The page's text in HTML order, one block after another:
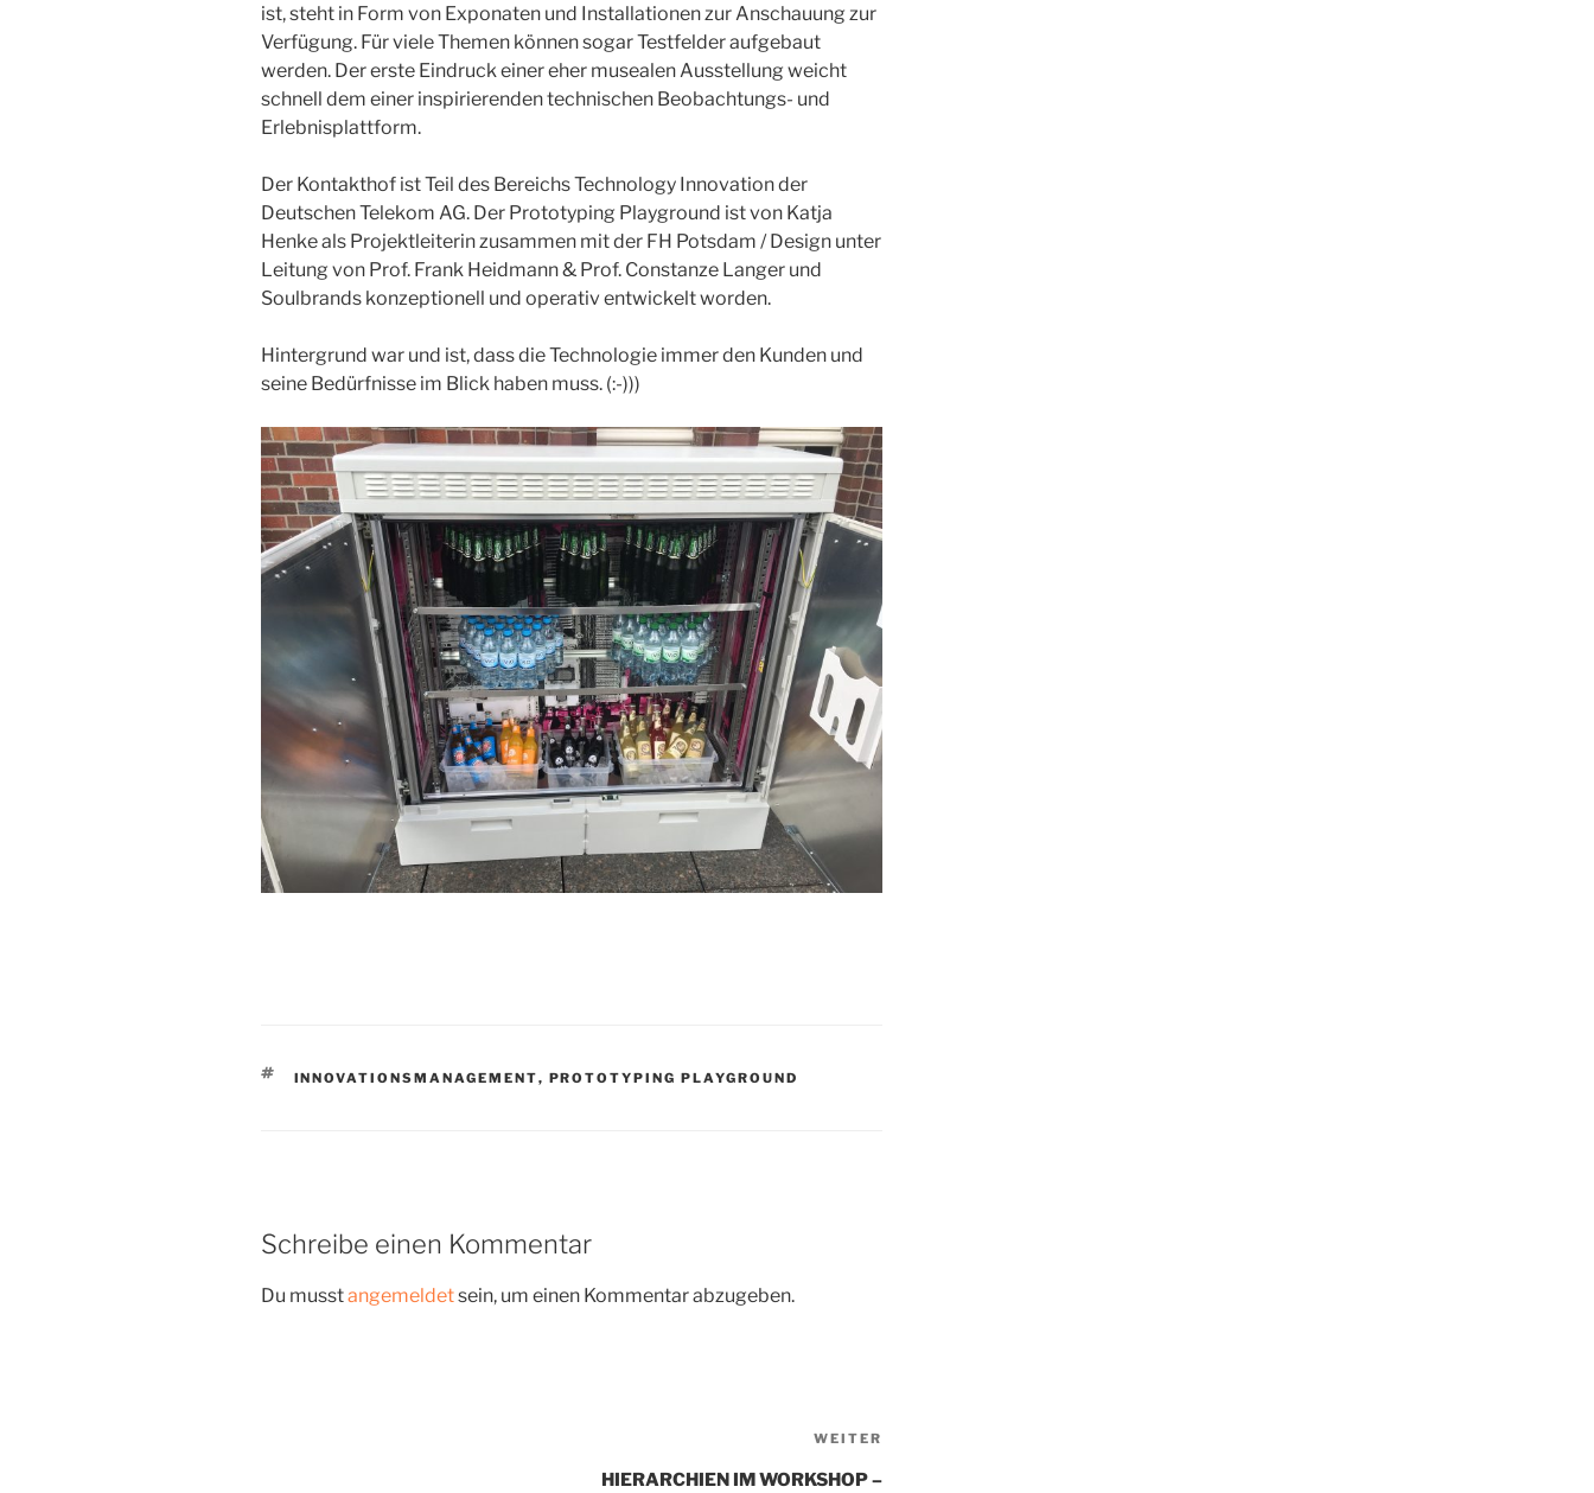
ist, steht in Form von Exponaten und Installationen zur Anschauung zur
Verfügung. Für viele Themen können sogar Testfelder aufgebaut
werden. Der erste Eindruck einer eher musealen Ausstellung weicht
schnell dem einer inspirierenden technischen Beobachtungs- und
Erlebnisplattform.
Der Kontakthof ist Teil des Bereichs Technology Innovation der
Deutschen Telekom AG. Der Prototyping Playground ist von Katja
Henke als Projektleiterin zusammen mit der FH Potsdam / Design unter
Leitung von Prof. Frank Heidmann & Prof. Constanze Langer und
Soulbrands konzeptionell und operativ entwickelt worden.
Hintergrund war und ist, dass die Technologie immer den Kunden und
seine Bedürfnisse im Blick haben muss. (:-)))
SCHLAGWÖRTER
INNOVATIONSMANAGEMENT, PROTOTYPING PLAYGROUND
Schreibe einen Kommentar
Du musstangemeldetsein, um einen Kommentar abzugeben.
WEITER
HIERARCHIEN IM WORKSHOP –